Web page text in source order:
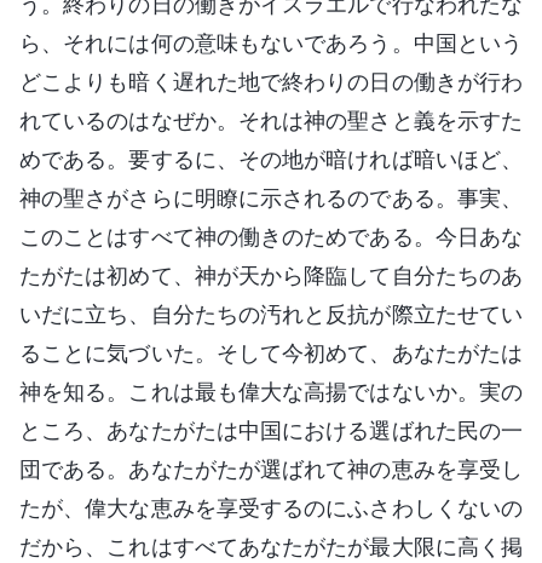
ら、それには何の意味もないであろう。中国という
どこよりも暗く遅れた地で終わりの日の働きが行わ
れているのはなぜか。それは神の聖さと義を示すた
めである。要するに、その地が暗ければ暗いほど、
神の聖さがさらに明瞭に示されるのである。事実、
このことはすべて神の働きのためである。今日あな
たがたは初めて、神が天から降臨して自分たちのあ
いだに立ち、自分たちの汚れと反抗が際立たせてい
ることに気づいた。そして今初めて、あなたがたは
神を知る。これは最も偉大な高揚ではないか。実の
ところ、あなたがたは中国における選ばれた民の一
団である。あなたがたが選ばれて神の恵みを享受し
たが、偉大な恵みを享受するのにふさわしくないの
だから、これはすべてあなたがたが最大限に高く掲